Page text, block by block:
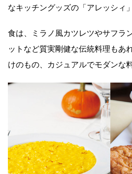
なキッチングッズの「アレッシィ
食は、ミラノ風カツレツやサフラ
ットなど質実剛健な伝統料理もあ
けのもの、カジュアルでモダンな